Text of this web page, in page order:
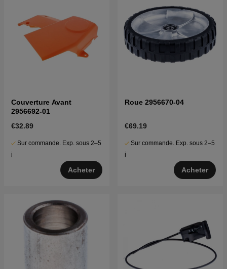
Couverture Avant
2956692-01
€32.89
Sur commande. Exp. sous 2–5
j
Acheter
Roue 2956670-04
€69.19
Sur commande. Exp. sous 2–5
j
Acheter